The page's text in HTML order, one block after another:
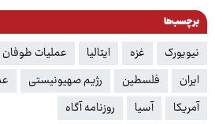
برچسب‌ها
نیویورک غزه ایتالیا عملیات طوفان
ایران
فلسطین رژیم صهیونیستی
آمریکا
آسیا روزنامه آگاه